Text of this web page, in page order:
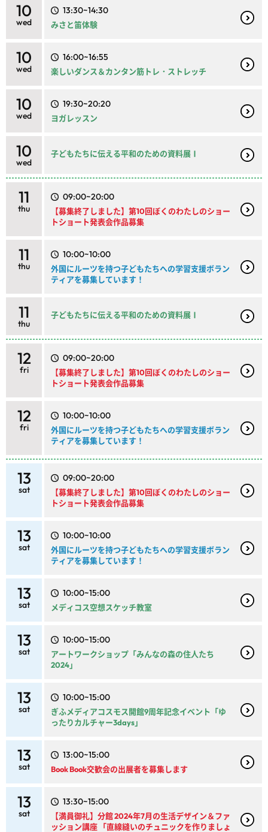
10
wed
13:30~14:30
みさと笛体験
10
wed
16:00~16:55
楽しいダンス＆カンタン筋トレ・ストレッチ
10
wed
19:30~20:20
ヨガレッスン
10
wed
子どもたちに伝える平和のための資料展Ⅰ
11
thu
09:00~20:00
【募集終了しました】第10回ぼくのわたしのショー
トショート発表会作品募集
11
thu
10:00~10:00
外国にルーツを持つ子どもたちへの学習支援ボラン
ティアを募集しています！
11
thu
子どもたちに伝える平和のための資料展Ⅰ
12
fri
09:00~20:00
【募集終了しました】第10回ぼくのわたしのショー
トショート発表会作品募集
12
fri
10:00~10:00
外国にルーツを持つ子どもたちへの学習支援ボラン
ティアを募集しています！
13
sat
09:00~20:00
【募集終了しました】第10回ぼくのわたしのショー
トショート発表会作品募集
13
sat
10:00~10:00
外国にルーツを持つ子どもたちへの学習支援ボラン
ティアを募集しています！
13
sat
10:00~15:00
メディコス空想スケッチ教室
13
sat
10:00~15:00
アートワークショップ「みんなの森の住人たち
2024」
13
sat
10:00~15:00
ぎふメディアコスモス開館9周年記念イベント「ゆ
ったりカルチャー3days」
13
sat
13:00~15:00
Book Book交歓会の出展者を募集します
13
sat
13:30~15:00
【満員御礼】分館 2024年7月の生活デザイン＆ファ
ッション講座 「直線縫いのチュニックを作りましょ